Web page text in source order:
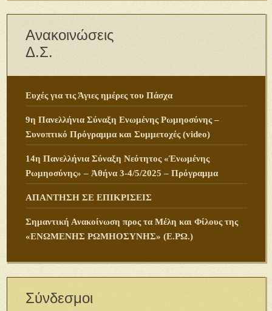
Ανακοινώσεις
Δ.Σ.
Ευχές για τις Άγιες ημέρες του Πάσχα
9η Πανελλήνια Σύναξη Ενωμένης Ρωμηοσύνης –
Συνοπτικό Πρόγραμμα και Συμμετοχές (video)
14η Πανελλήνια Σύναξη Νεότητος «Ἑνωμένης
Ρωμηοσύνης» – Ἀθήνα 3-4/5/2025 – Πρόγραμμα
ΑΠΑΝΤΗΣΗ ΣΕ ΕΠΙΚΡΙΣΕΙΣ
Σημαντική Ανακοίνωση προς τα Μέλη και Φίλους της
«ΕΝΩΜΕΝΗΣ ΡΩΜΗΟΣΥΝΗΣ» (Ε.ΡΩ.)
Σύνδεσμοι